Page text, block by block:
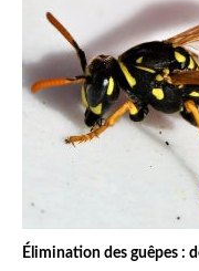
Élimination des guêpes :